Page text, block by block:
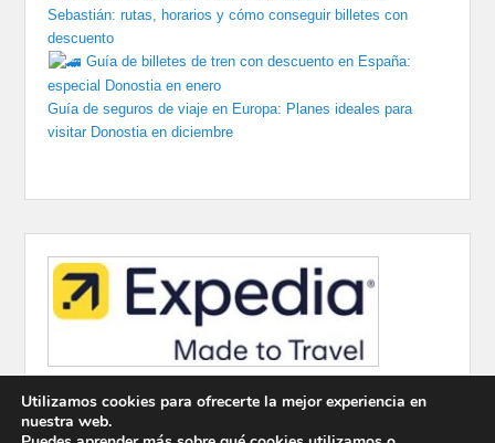
Sebastián: rutas, horarios y cómo conseguir billetes con
descuento
Guía de billetes de tren con descuento en España:
especial Donostia en enero
Guía de seguros de viaje en Europa: Planes ideales para
visitar Donostia en diciembre
Utilizamos cookies para ofrecerte la mejor experiencia en
nuestra web.